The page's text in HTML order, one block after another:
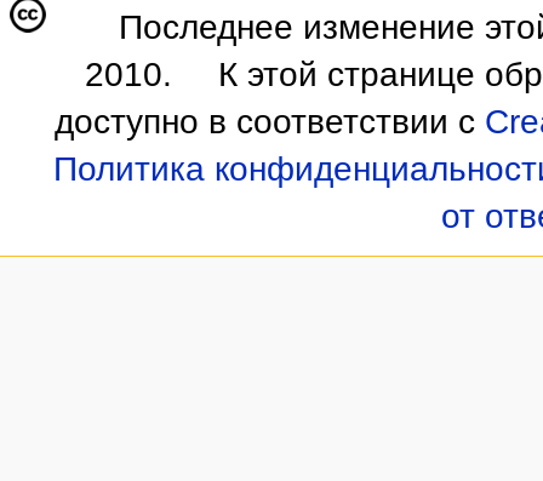
Последнее изменение
2010.
К этой странице
доступно в соответствии с
Политика
от